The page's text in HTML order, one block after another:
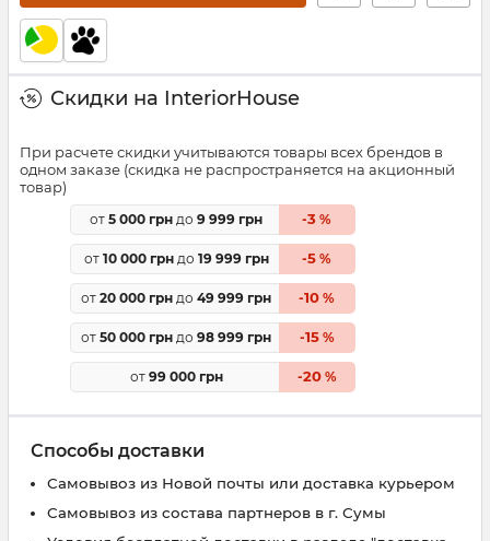
Скидки на InteriorHouse
При расчете скидки учитываются товары всех брендов в
одном заказе (скидка не распространяется на акционный
товар)
от 5 000 грн до 9 999 грн -3 %
от 10 000 грндо 19 999 грн -5 %
от 20 000 грн до 49 999 грн -10 %
от 50 000 грн до 98 999 грн -15%
от 99 000 грн -20%
Способы доставки
Самовывоз из Новой почты или доставка курьером
Самовывоз из состава партнеров в г. Сумы